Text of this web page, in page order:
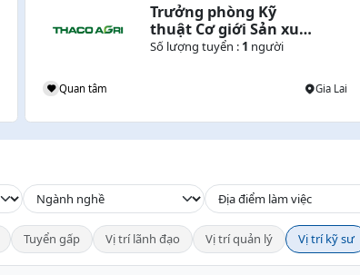
Trưởng phòng Kỹ
thuật Cơ giới Sản xuất
Chăn nuôi
Số lượng tuyển : 1 người
Quan tâm Gia Lai
Tuyển gấp Vị trí lãnh đạo Vị trí quản lý Vị trí kỹ sư